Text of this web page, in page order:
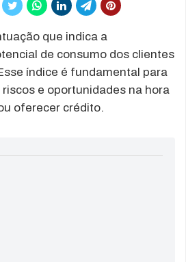
que indica a
de consumo dos clientes
índice é fundamental para
e oportunidades na hora
oferecer crédito.